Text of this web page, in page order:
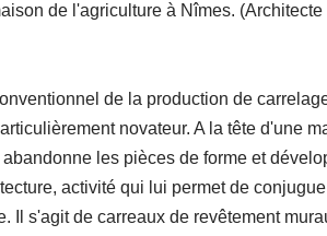
de l'agriculture à Nîmes. (Architecte
de la production de
novateur. A la tête d'une
les pièces de forme et
activité qui lui permet de
Il s'agit de carreaux de revêtement